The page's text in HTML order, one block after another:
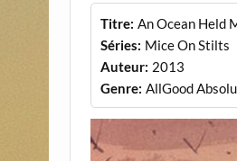
Titre: An Ocean Held
Séries: Mice On Stilts
Auteur: 2013
Genre: AllGood